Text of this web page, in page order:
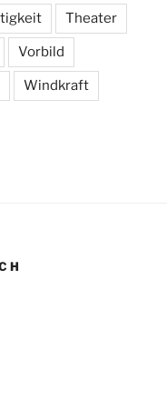
Theater
Vorbild
Windkraft